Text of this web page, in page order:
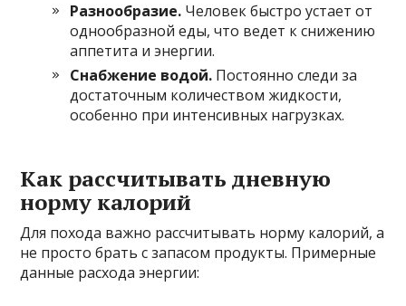
Разнообразие. Человек быстро устает от
однообразной еды, что ведет к снижению
аппетита и энергии.
Снабжение водой. Постоянно следи за
достаточным количеством жидкости,
особенно при интенсивных нагрузках.
Как рассчитывать дневную
норму калорий
Для похода важно рассчитывать норму калорий, а
не просто брать с запасом продукты. Примерные
данные расхода энергии: